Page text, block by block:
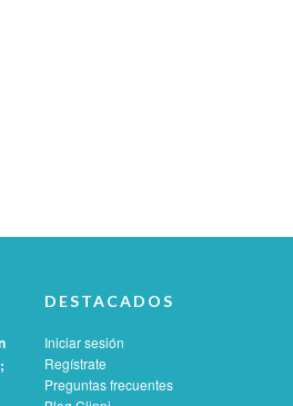
DESTACADOS
Iniciar sesión
Regístrate
Preguntas frecuentes